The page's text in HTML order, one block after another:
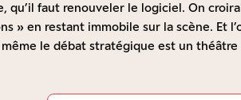
qu’il faut renouveler le logiciel. On
» en restant immobile sur la scène. Et
le débat stratégique est un théâtre